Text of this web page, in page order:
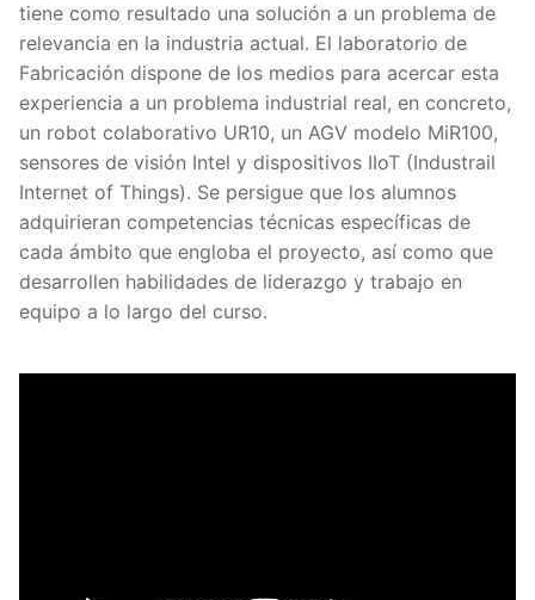
tiene como resultado una solución a un problema de
relevancia en la industria actual. El laboratorio de
Fabricación dispone de los medios para acercar esta
experiencia a un problema industrial real, en concreto,
un robot colaborativo UR10, un AGV modelo MiR100,
sensores de visión Intel y dispositivos IIoT (Industrail
Internet of Things). Se persigue que los alumnos
adquirieran competencias técnicas específicas de
cada ámbito que engloba el proyecto, así como que
desarrollen habilidades de liderazgo y trabajo en
equipo a lo largo del curso.